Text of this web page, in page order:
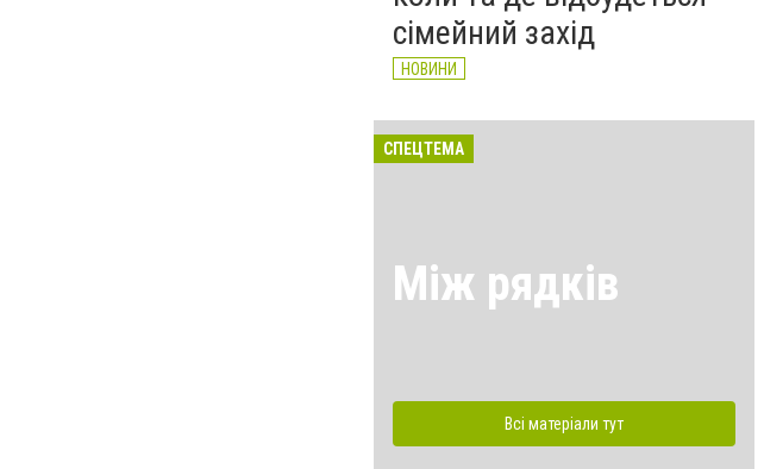
сімейний захід
НОВИНИ
СПЕЦТЕМА
Між рядків
Всі матеріали тут